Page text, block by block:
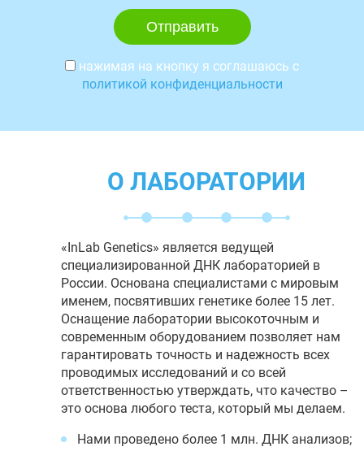
нажимая на кнопку я соглашаюсь с
политикой конфиденциальности
О ЛАБОРАТОРИИ
«InLab Genetics» является ведущей
специализированной ДНК лабораторией в
России. Основана специалистами с мировым
именем, посвятивших генетике более 15 лет.
Оснащение лаборатории высокоточным и
современным оборудованием позволяет нам
гарантировать точность и надежность всех
проводимых исследований и со всей
ответственностью утверждать, что качество –
это основа любого теста, который мы делаем.
Нами проведено более 1 млн. ДНК анализов;